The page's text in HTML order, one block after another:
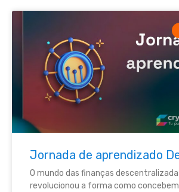
Jornada de aprendizado
O mundo das finanças
revolucionou a forma como